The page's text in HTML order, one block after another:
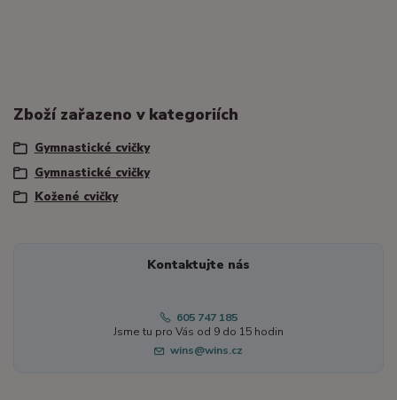
Zboží zařazeno v kategoriích
Gymnastické cvičky
Gymnastické cvičky
Kožené cvičky
Kontaktujte nás
605 747 185
Jsme tu pro Vás od 9 do 15 hodin
wins@wins.cz